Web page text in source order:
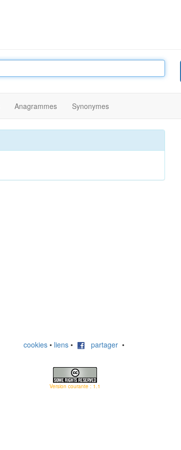
Anagrammes Synonymes
cookies • liens • partager •
Version courante : 1.1